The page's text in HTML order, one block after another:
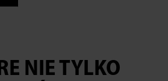
NIE TYLKO